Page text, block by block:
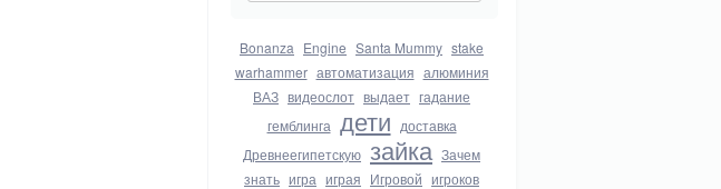
Bonanza Engine Santa Mummy stake
warhammer автоматизация алюминия
ВАЗ видеослот выдает гадание
гемблинга дети доставка
Древнеегипетскую зайка Зачем
знать игра играя Игровой игроков